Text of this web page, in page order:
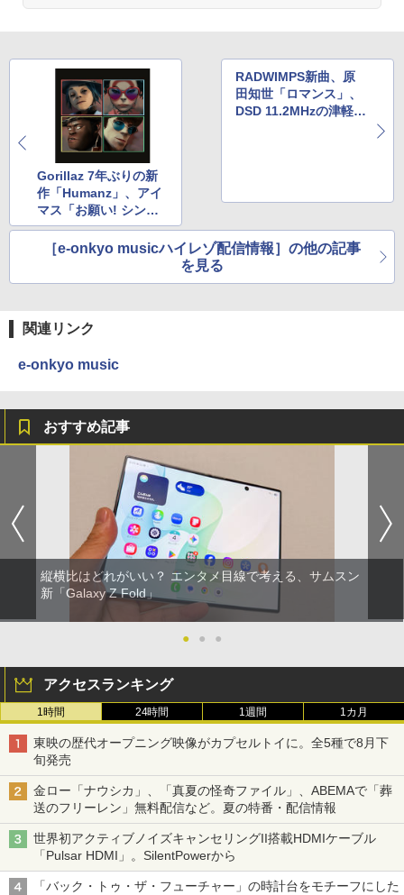
Gorillaz 7年ぶりの新
作「Humanz」、アイ
マス「お願い! シンデ
レラ」
RADWIMPS新曲、原
田知世「ロマンス」、
DSD 11.2MHzの津軽三
［e-onkyo musicハイレゾ配信情報］の他の記事
を見る
関連リンク
e-onkyo music
おすすめ記事
縦横比はどれがいい？ エンタメ目線で考える、サムスン
新「Galaxy Z Fold」
● ● ●
アクセスランキング
1時間 24時間 1週間 1カ月
東映の歴代オープニング映像がカプセルトイに。全5種で8月下
旬発売
金ロー「ナウシカ」、「真夏の怪奇ファイル」、ABEMAで「葬
送のフリーレン」無料配信など。夏の特番・配信情報
世界初アクティブノイズキャンセリングII搭載HDMIケーブル
「Pulsar HDMI」。SilentPowerから
「バック・トゥ・ザ・フューチャー」の時計台をモチーフにした